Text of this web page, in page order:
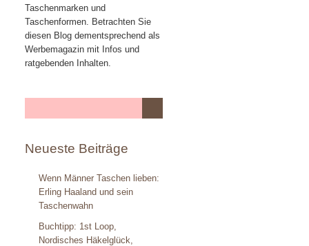
Taschenmarken und
Taschenformen. Betrachten Sie
diesen Blog dementsprechend als
Werbemagazin mit Infos und
ratgebenden Inhalten.
Neueste Beiträge
Wenn Männer Taschen lieben:
Erling Haaland und sein
Taschenwahn
Buchtipp: 1st Loop,
Nordisches Häkelglück,